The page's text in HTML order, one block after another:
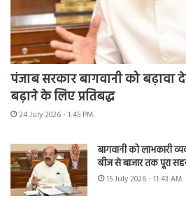
पंजाब सरकार बागवानी को
बढ़ाने के लिए प्रतिबद्ध
24 July 2026 - 1:45 PM
बागवानी को लाभकारी
बीज से बाजार तक पूरा
15 July 2026 - 11:43 AM